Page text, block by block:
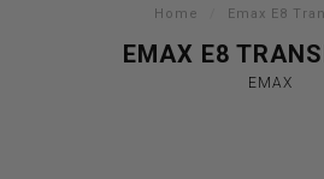
Home Emax E8
EMAX E8
EMAX